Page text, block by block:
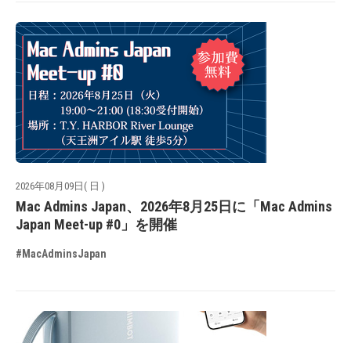
2026年08月09日( 日 )
Mac Admins Japan、2026年8月25日に「Mac Admins
Japan Meet-up #0」を開催
#MacAdminsJapan